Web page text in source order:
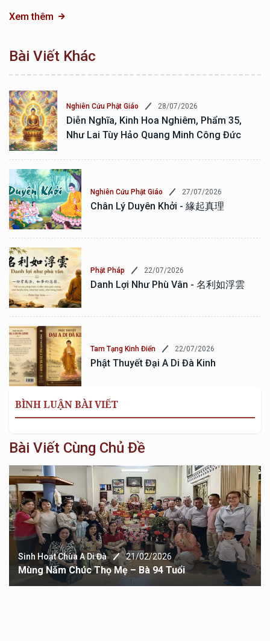
Xem thêm
Bài Viết Khác
Nghiên Cứu Phật Giáo 28/07/2026
Diễn Nghĩa, Kinh Hoa Nghiêm, Phẩm 35,
Như Lai Tùy Hảo Quang Minh Công Đức
Nghiên Cứu Phật Giáo 27/07/2026
Chân Lý Duyên Khởi - 緣起真理
Phật Pháp 22/07/2026
Danh Lợi Như Phù Vân - 名利如浮雲
Tam Tạng Kinh Điển 22/07/2026
Phật Thuyết Đại A Di Đà Kinh
BÌNH LUẬN BÀI VIẾT
Bài Viết Cùng Chủ Đề
Sinh Hoạt Chùa A Di Đà 21/02/2026
Mùng Năm Chúc Thọ Mẹ – Bà 94 Tuổi